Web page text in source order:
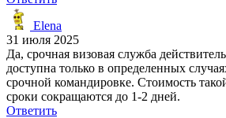
Elena
31 июля 2025
Да, срочная визовая служба
доступна только в определенных
срочной командировке. Стоимость
сроки сокращаются до 1-2 дней.
Ответить